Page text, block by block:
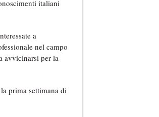
italiani
a
nel campo
avvicinarsi per la
prima settimana di